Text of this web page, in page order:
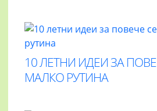
10 ЛЕТНИ ИДЕИ ЗА
МАЛКО РУТИНА